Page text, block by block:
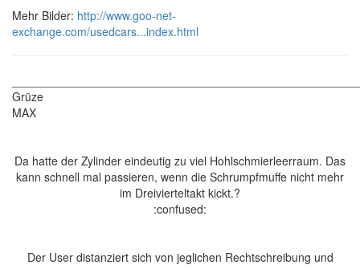
Mehr Bilder: http://www.goo-net-
exchange.com/usedcars...index.html
Grüze
MAX
Da hatte der Zylinder eindeutig zu viel Hohlschmierleerraum. Das
kann schnell mal passieren, wenn die Schrumpfmuffe nicht mehr
im Dreivierteltakt kickt.?
:confused:
Der User distanziert sich von jeglichen Rechtschreibung und